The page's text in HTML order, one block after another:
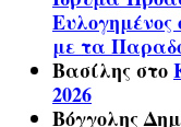
Ευλογημένος
με τα
Βασίληςστο
2026
Βόγγολης